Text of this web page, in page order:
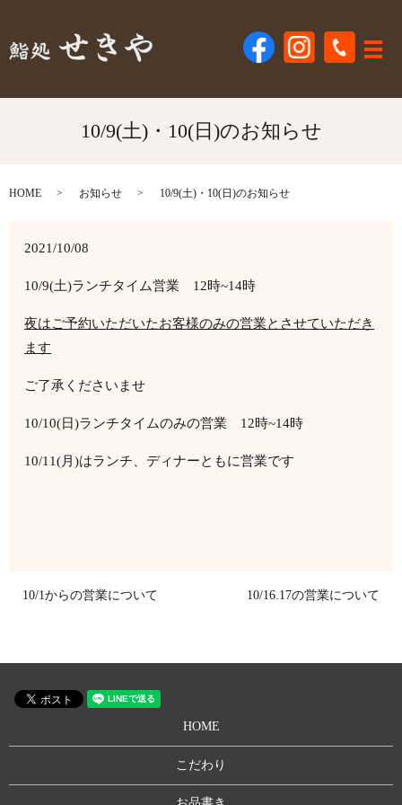
メ
10/9(土)・10(日)のお知らせ
HOME お知らせ 10/9(土)・10(日)のお知らせ
2021/10/08
10/9(土)ランチタイム営業 12時~14時
夜はご予約いただいたお客様のみの営業とさせていただき
ます
ご了承くださいませ
10/10(日)ランチタイムのみの営業 12時~14時
10/11(月)はランチ、ディナーともに営業です
10/1からの営業について 10/16.17の営業について
HOME
こだわり